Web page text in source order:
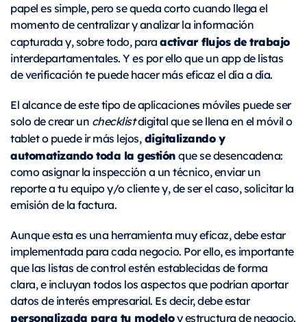
papel es simple, pero se queda corto cuando llega el
momento de centralizar y analizar la información
capturada y, sobre todo, paraactivar flujos de trabajo
interdepartamentales. Y es por ello que un app de listas
de verificación te puede hacer más eficaz el día a día.
El alcance de este tipo de aplicaciones móviles puede ser
solo de crear un checklistdigital que se llena en el móvil o
tablet o puede ir más lejos,digitalizando y
automatizando toda la gestiónque se desencadena:
como asignar la inspección a un técnico, enviar un
reporte a tu equipo y/o cliente y, de ser el caso, solicitar la
emisión de la factura.
Aunque esta es una herramienta muy eficaz, debe estar
implementada para cada negocio. Por ello, es importante
que las listas de control estén establecidas de forma
clara, e incluyan todos los aspectos que podrían aportar
datos de interés empresarial. Es decir, debe estar
personalizada para tu modeloy estructura de negocio.